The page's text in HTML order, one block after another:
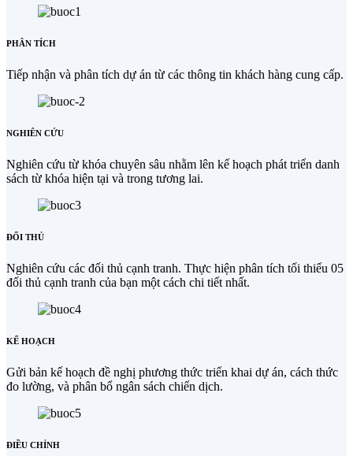
PHÂN TÍCH
Tiếp nhận và phân tích dự án từ các thông tin khách hàng cung cấp.
NGHIÊN CỨU
Nghiên cứu từ khóa chuyên sâu nhằm lên kế hoạch phát triển danh
sách từ khóa hiện tại và trong tương lai.
ĐỐI THỦ
Nghiên cứu các đối thủ cạnh tranh. Thực hiện phân tích tối thiểu 05
đối thủ cạnh tranh của bạn một cách chi tiết nhất.
KẾ HOẠCH
Gửi bản kế hoạch đề nghị phương thức triển khai dự án, cách thức
đo lường, và phân bổ ngân sách chiến dịch.
ĐIỀU CHỈNH